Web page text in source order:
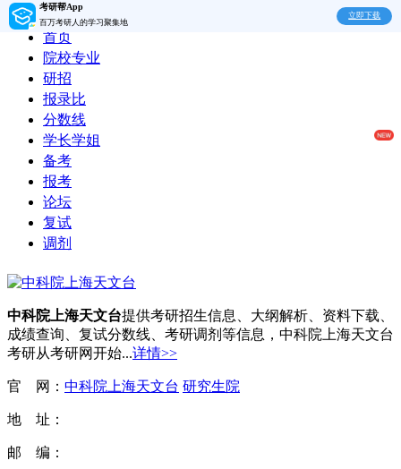
考研帮App
百万考研人的学习聚集地
立即下载
首页
院校专业
研招
报录比
分数线
学长学姐
备考
报考
论坛
复试
调剂
中科院上海天文台提供考研招生信息、大纲解析、资料下载、
成绩查询、复试分数线、考研调剂等信息，中科院上海天文台
考研从考研网开始...详情>>
官 网： 中科院上海天文台 研究生院
地 址：
邮 编：